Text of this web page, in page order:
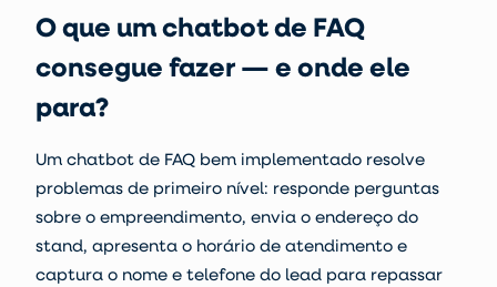
O que um chatbot de FAQ
consegue fazer — e onde ele
para?
Um chatbot de FAQ bem implementado resolve
problemas de primeiro nível: responde perguntas
sobre o empreendimento, envia o endereço do
stand, apresenta o horário de atendimento e
captura o nome e telefone do lead para repassar